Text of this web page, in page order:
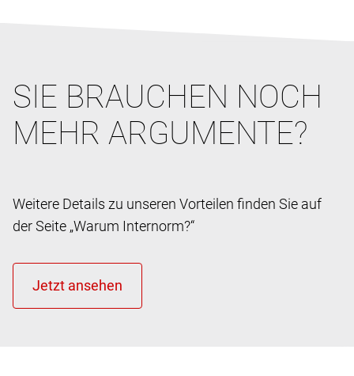
SIE BRAUCHEN NOCH
MEHR ARGUMENTE?
Weitere Details zu unseren Vorteilen finden Sie auf
der Seite „Warum Internorm?“